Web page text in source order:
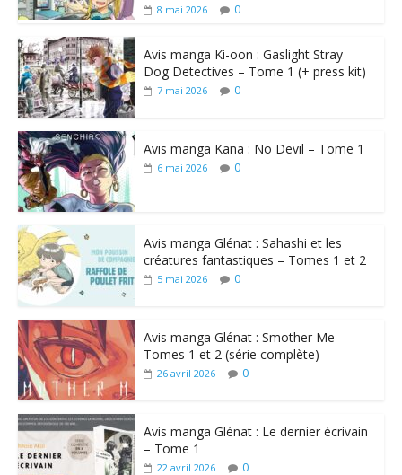
8 mai 2026 0
Avis manga Ki-oon : Gaslight Stray
Dog Detectives – Tome 1 (+ press kit)
7 mai 2026 0
Avis manga Kana : No Devil – Tome 1
6 mai 2026 0
Avis manga Glénat : Sahashi et les
créatures fantastiques – Tomes 1 et 2
5 mai 2026 0
Avis manga Glénat : Smother Me –
Tomes 1 et 2 (série complète)
26 avril 2026 0
Avis manga Glénat : Le dernier écrivain
– Tome 1
22 avril 2026 0